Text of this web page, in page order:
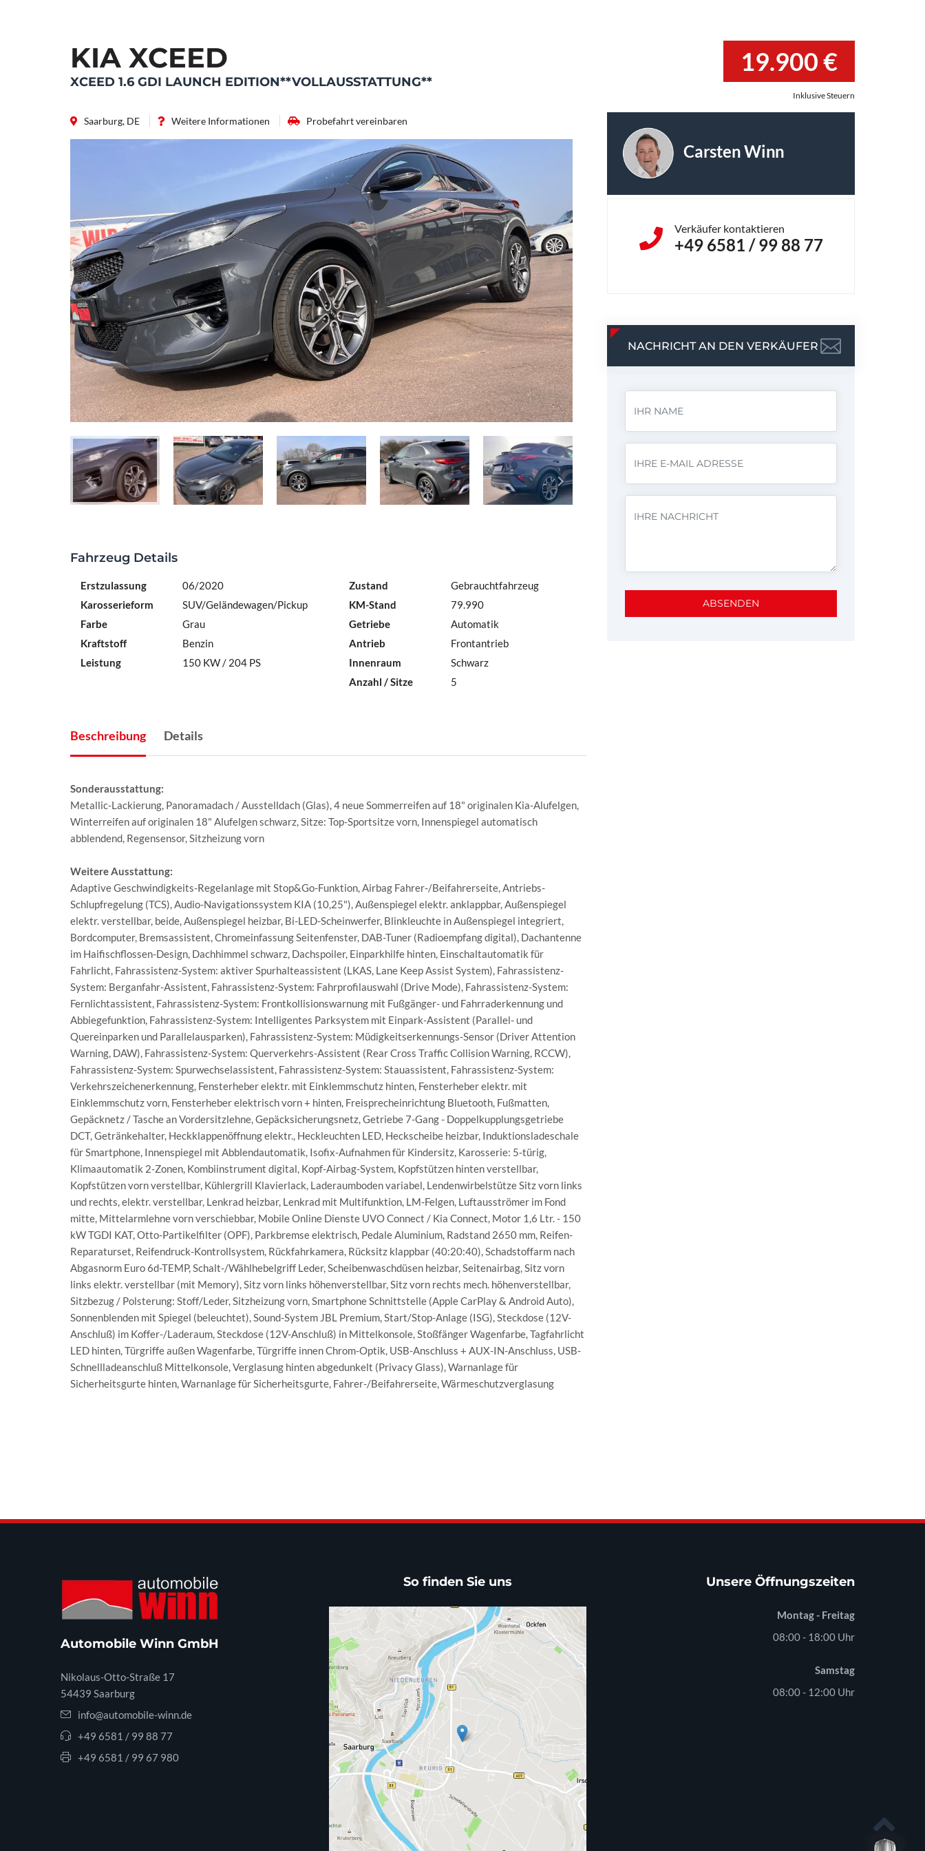
KIA XCEED
XCEED 1.6 GDI LAUNCH EDITION**VOLLAUSSTATTUNG**
19.900 €
Inklusive Steuern
Saarburg, DE Weitere Informationen Probefahrt vereinbaren
Fahrzeug Details
Erstzulassung
06/2020
Karosserieform
SUV/Geländewagen/Pickup
Farbe
Grau
Kraftstoff
Benzin
Leistung
150 KW / 204 PS
Zustand
Gebrauchtfahrzeug
KM-Stand
79.990
Getriebe
Automatik
Antrieb
Frontantrieb
Innenraum
Schwarz
Anzahl / Sitze
5
Beschreibung Details
Sonderausstattung:
Metallic-Lackierung, Panoramadach / Ausstelldach (Glas), 4 neue Sommerreifen auf 18" originalen Kia-Alufelgen,
Winterreifen auf originalen 18" Alufelgen schwarz, Sitze: Top-Sportsitze vorn, Innenspiegel automatisch
abblendend, Regensensor, Sitzheizung vorn
Weitere Ausstattung:
Adaptive Geschwindigkeits-Regelanlage mit Stop&Go-Funktion, Airbag Fahrer-/Beifahrerseite, Antriebs-
Schlupfregelung (TCS), Audio-Navigationssystem KIA (10,25"), Außenspiegel elektr. anklappbar, Außenspiegel
elektr. verstellbar, beide, Außenspiegel heizbar, Bi-LED-Scheinwerfer, Blinkleuchte in Außenspiegel integriert,
Bordcomputer, Bremsassistent, Chromeinfassung Seitenfenster, DAB-Tuner (Radioempfang digital), Dachantenne
im Haifischflossen-Design, Dachhimmel schwarz, Dachspoiler, Einparkhilfe hinten, Einschaltautomatik für
Fahrlicht, Fahrassistenz-System: aktiver Spurhalteassistent (LKAS, Lane Keep Assist System), Fahrassistenz-
System: Berganfahr-Assistent, Fahrassistenz-System: Fahrprofilauswahl (Drive Mode), Fahrassistenz-System:
Fernlichtassistent, Fahrassistenz-System: Frontkollisionswarnung mit Fußgänger- und Fahrraderkennung und
Abbiegefunktion, Fahrassistenz-System: Intelligentes Parksystem mit Einpark-Assistent (Parallel- und
Quereinparken und Parallelausparken), Fahrassistenz-System: Müdigkeitserkennungs-Sensor (Driver Attention
Warning, DAW), Fahrassistenz-System: Querverkehrs-Assistent (Rear Cross Traffic Collision Warning, RCCW),
Fahrassistenz-System: Spurwechselassistent, Fahrassistenz-System: Stauassistent, Fahrassistenz-System:
Verkehrszeichenerkennung, Fensterheber elektr. mit Einklemmschutz hinten, Fensterheber elektr. mit
Einklemmschutz vorn, Fensterheber elektrisch vorn + hinten, Freisprecheinrichtung Bluetooth, Fußmatten,
Gepäcknetz / Tasche an Vordersitzlehne, Gepäcksicherungsnetz, Getriebe 7-Gang - Doppelkupplungsgetriebe
DCT, Getränkehalter, Heckklappenöffnung elektr., Heckleuchten LED, Heckscheibe heizbar, Induktionsladeschale
für Smartphone, Innenspiegel mit Abblendautomatik, Isofix-Aufnahmen für Kindersitz, Karosserie: 5-türig,
Klimaautomatik 2-Zonen, Kombiinstrument digital, Kopf-Airbag-System, Kopfstützen hinten verstellbar,
Kopfstützen vorn verstellbar, Kühlergrill Klavierlack, Laderaumboden variabel, Lendenwirbelstütze Sitz vorn links
und rechts, elektr. verstellbar, Lenkrad heizbar, Lenkrad mit Multifunktion, LM-Felgen, Luftausströmer im Fond
mitte, Mittelarmlehne vorn verschiebbar, Mobile Online Dienste UVO Connect / Kia Connect, Motor 1,6 Ltr. - 150
kW TGDI KAT, Otto-Partikelfilter (OPF), Parkbremse elektrisch, Pedale Aluminium, Radstand 2650 mm, Reifen-
Reparaturset, Reifendruck-Kontrollsystem, Rückfahrkamera, Rücksitz klappbar (40:20:40), Schadstoffarm nach
Abgasnorm Euro 6d-TEMP, Schalt-/Wählhebelgriff Leder, Scheibenwaschdüsen heizbar, Seitenairbag, Sitz vorn
links elektr. verstellbar (mit Memory), Sitz vorn links höhenverstellbar, Sitz vorn rechts mech. höhenverstellbar,
Sitzbezug / Polsterung: Stoff/Leder, Sitzheizung vorn, Smartphone Schnittstelle (Apple CarPlay & Android Auto),
Sonnenblenden mit Spiegel (beleuchtet), Sound-System JBL Premium, Start/Stop-Anlage (ISG), Steckdose (12V-
Anschluß) im Koffer-/Laderaum, Steckdose (12V-Anschluß) in Mittelkonsole, Stoßfänger Wagenfarbe, Tagfahrlicht
LED hinten, Türgriffe außen Wagenfarbe, Türgriffe innen Chrom-Optik, USB-Anschluss + AUX-IN-Anschluss, USB-
Schnellladeanschluß Mittelkonsole, Verglasung hinten abgedunkelt (Privacy Glass), Warnanlage für
Sicherheitsgurte hinten, Warnanlage für Sicherheitsgurte, Fahrer-/Beifahrerseite, Wärmeschutzverglasung
Carsten Winn
Verkäufer kontaktieren
+49 6581 / 99 88 77
NACHRICHT AN DEN VERKÄUFER
ABSENDEN
Automobile Winn GmbH
Nikolaus-Otto-Straße 17
54439 Saarburg
info@automobile-winn.de
+49 6581 / 99 88 77
+49 6581 / 99 67 980
So finden Sie uns Unsere Öffnungszeiten
Montag - Freitag
08:00 - 18:00 Uhr
Samstag
08:00 - 12:00 Uhr